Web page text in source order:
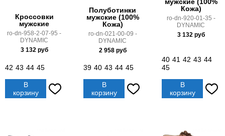
Кроссовки
мужские
ro-dn-958-2-07-95 -
DYNAMIC
3 132руб
42 43 44 45
В
корзину
Полуботинки
мужские (100%
Кожа)
ro-dn-021-00-09 -
DYNAMIC
2 958руб
39 40 43 44 45
В
корзину
Кожа)
ro-dn-920-01-35 -
DYNAMIC
3 132руб
40 41 42 43 44
45
В
корзину